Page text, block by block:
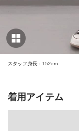
スタッフ身長：152cm
着用アイテム